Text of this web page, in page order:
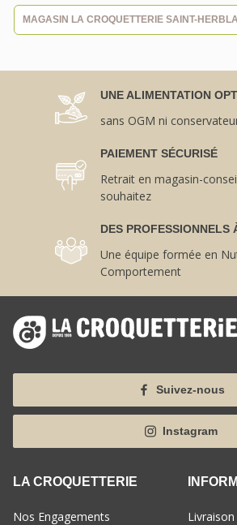
MAGASIN LA CROQUETTERIE SAINT-
UNE ALIMENTATION
sans OGM ni
PAIEMENT SÉCURISÉ
Retrait en magasin-
souhaitez
DES PROFESSIONNELS
Une équipe formée en
Comportement
Suivez-nous
Instagram
LA CROQUETTERIE
Nos Engagements